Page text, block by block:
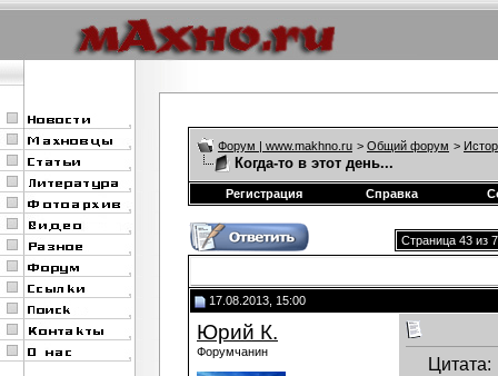
Форум | www.makhno.ru > Общий форум >
Когда-то в этот день...
Регистрация Справка
Страница 43 из
17.08.2013, 15:00
Юрий К.
Форумчанин
Цитата: